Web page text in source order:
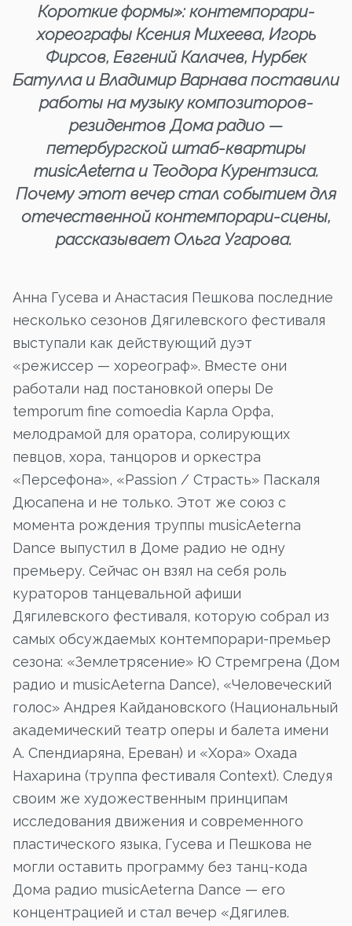
Короткие формы»: контемпорари-
хореографы Ксения Михеева, Игорь
Фирсов, Евгений Калачев, Нурбек
Батулла и Владимир Варнава поставили
работы на музыку композиторов-
резидентов Дома радио —
петербургской штаб-квартиры
musicAeterna и Теодора Курентзиса.
Почему этот вечер стал событием для
отечественной контемпорари-сцены,
рассказывает Ольга Угарова.
Анна Гусева и Анастасия Пешкова последние
несколько сезонов Дягилевского фестиваля
выступали как действующий дуэт
«режиссер — хореограф». Вместе они
работали над постановкой оперы De
temporum fine comoedia Карла Орфа,
мелодрамой для оратора, солирующих
певцов, хора, танцоров и оркестра
«Персефона», «Passion / Страсть» Паскаля
Дюсапена и не только. Этот же союз с
момента рождения труппы musicAeterna
Dance выпустил в Доме радио не одну
премьеру. Сейчас он взял на себя роль
кураторов танцевальной афиши
Дягилевского фестиваля, которую собрал из
самых обсуждаемых контемпорари-премьер
сезона: «Землетрясение» Ю Стремгрена (Дом
радио и musicAeterna Dance), «Человеческий
голос» Андрея Кайдановского (Национальный
академический театр оперы и балета имени
А. Спендиаряна, Ереван) и «Хора» Охада
Нахарина (труппа фестиваля Context). Следуя
своим же художественным принципам
исследования движения и современного
пластического языка, Гусева и Пешкова не
могли оставить программу без танц-кода
Дома радио musicAeterna Dance — его
концентрацией и стал вечер «Дягилев.